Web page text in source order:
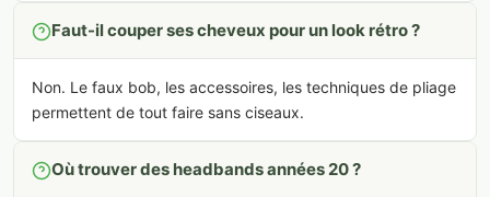
Faut-il couper ses cheveux pour un look rétro ?
Non. Le faux bob, les accessoires, les techniques de pliage
permettent de tout faire sans ciseaux.
Où trouver des headbands années 20 ?